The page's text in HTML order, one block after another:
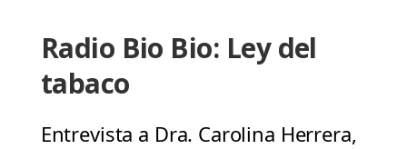
Radio Bio Bio: Ley del
tabaco
Entrevista a Dra. Carolina Herrera,